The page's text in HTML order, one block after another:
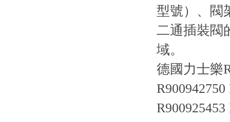
型號）、閥
二通插裝閥
域。
德國力士樂